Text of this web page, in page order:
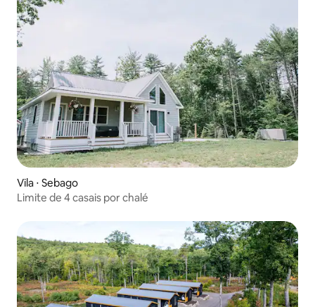
Vila ⋅ Sebago
Limite de 4 casais por chalé